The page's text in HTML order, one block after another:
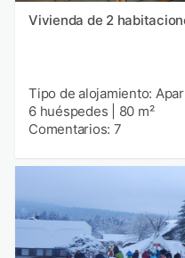
Vivienda de 2
Tipo de alojamiento:
6 huéspedes
80 m²
Comentarios: 7